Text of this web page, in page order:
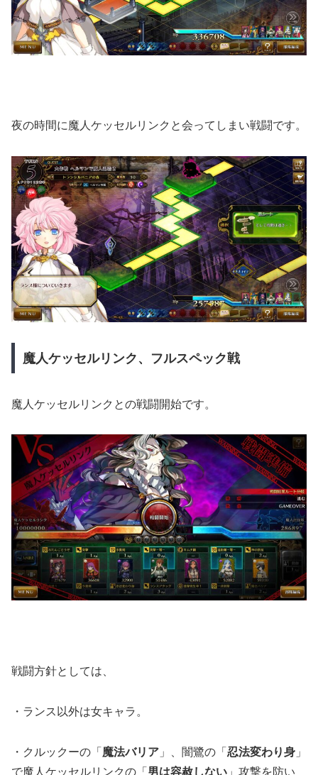
夜の時間に魔人ケッセルリンクと会ってしまい戦闘です。
魔人ケッセルリンク、フルスペック戦
魔人ケッセルリンクとの戦闘開始です。
戦闘方針としては、
・ランス以外は女キャラ。
・クルックーの「 魔法バリア 」、闇鷺の「 忍法変わり身 」
で魔人ケッセルリンクの「 男は容赦しない 」攻撃を防い